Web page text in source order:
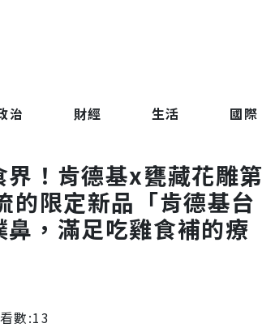
治 財經 生活 國際
！肯德基x甕藏花雕第
的限定新品「肯德基台
，滿足吃雞食補的療
數:13